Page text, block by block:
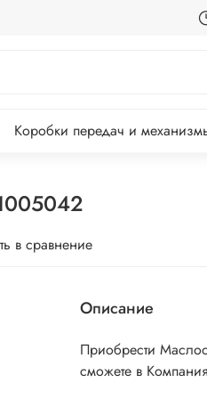
Коробки передач и
в сравнение
Описание
Приобрести
сможете в